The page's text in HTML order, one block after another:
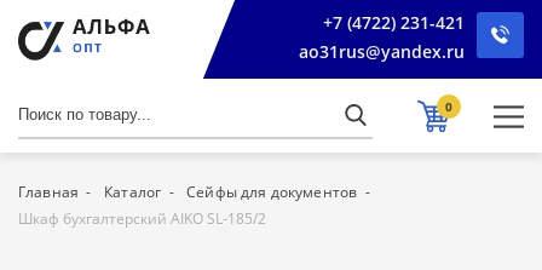
+7 (4722) 231-421
ao31rus@yandex.ru
0
Главная Каталог
Сейфы для документов
Шкаф бухгалтерский AIKO SL-185/2